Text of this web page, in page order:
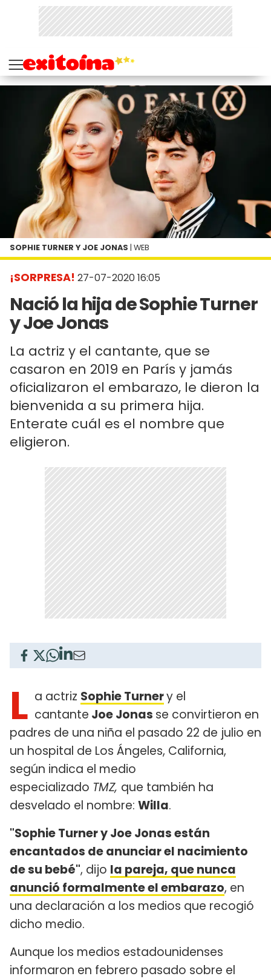
¡SORPRESA! 27-07-2020 16:05
Nació la hija de Sophie Turner
y Joe Jonas
La actriz y el cantante, que se
casaron en 2019 en París y jamás
oficializaron el embarazo, le dieron la
bienvenida a su primera hija.
Enterate cuál es el nombre que
eligieron.
SOPHIE TURNER Y JOE JONAS | WEB
L a actriz Sophie Turnery el
cantante Joe Jonas se convirtieron en
padres de una niña el pasado 22 de julio en
un hospital de Los Ángeles, California,
según indica el medio
especializado TMZ, que también ha
desvelado el nombre: Willa.
"Sophie Turner y Joe Jonas están
encantados de anunciar el nacimiento
de su bebé", dijo la pareja, que nunca
anunció formalmente el embarazo, en
una declaración a los medios que recogió
dicho medio.
Aunque los medios estadounidenses
informaron en febrero pasado sobre el